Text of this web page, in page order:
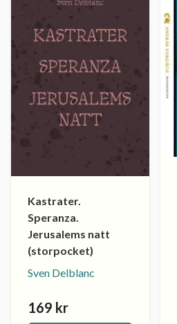
Kastrater.
Speranza.
Jerusalems natt
(storpocket)
Sven Delblanc
169 kr